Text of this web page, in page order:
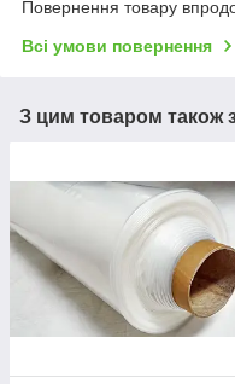
Повернення товару
Всі умови повернення
З цим товаром також